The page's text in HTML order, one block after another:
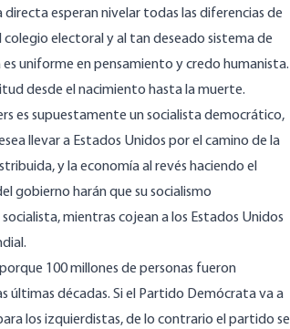
esperan nivelar todas las diferencias de
electoral y al tan deseado sistema de
uniforme en pensamiento y credo humanista.
desde el nacimiento hasta la muerte.
es supuestamente un socialista democrático,
llevar a Estados Unidos por el camino de la
y la economía al revés haciendo el
gobierno harán que su socialismo
mientras cojean a los Estados Unidos
100 millones de personas fueron
últimas décadas. Si el Partido Demócrata va a
los izquierdistas, de lo contrario el partido se